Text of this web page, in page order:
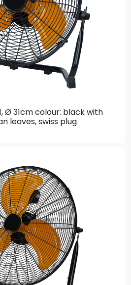
Ø 31cmcolour: black with
leaves, swiss plug